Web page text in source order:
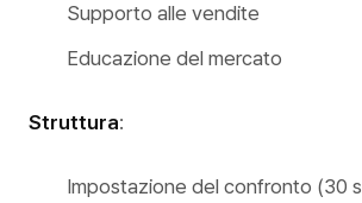
Supporto alle vendite
Educazione del mercato
Struttura:
Impostazione del confronto (30